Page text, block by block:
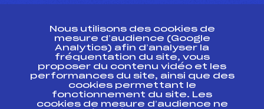
Ressources
Pass’Neige
Projet sportif fédéral
Projet de performance fédéral
Nous utilisons des cookies de
mesure d’audience (Google
Analytics) afin d’analyser la
fréquentation du site, vous
proposer du contenu vidéo et les
performances du site, ainsi que des
cookies permettant le
fonctionnement du site. Les
cookies de mesure d’audience ne